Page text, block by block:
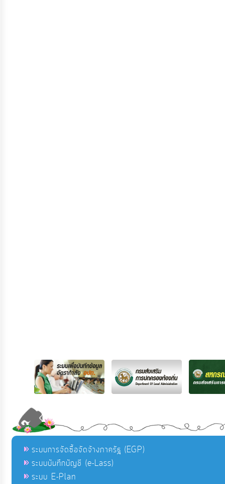
ระบบการจัดซื้อจัดจ้างภาครัฐ (EGP)
ระบบบันทึกบัญชี (e-Lass)
ระบบ E-Plan